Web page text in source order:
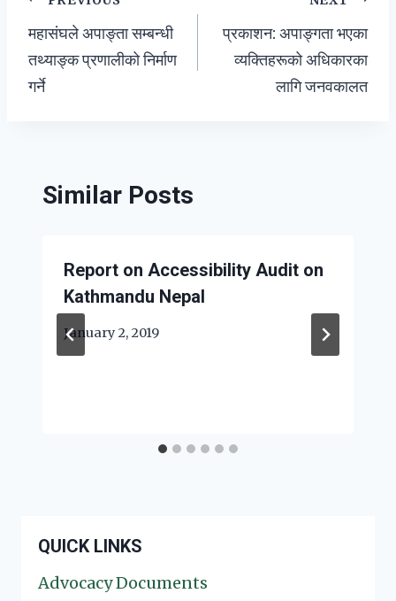
navigation
महासंघले अपाङ्ता सम्बन्धी
तथ्याङ्क प्रणालीको निर्माण
गर्ने
प्रकाशन: अपाङ्गता भएका
व्यक्तिहरूको अधिकारका
लागि जनवकालत
Similar Posts
Report on Accessibility Audit on
Kathmandu Nepal
January 2, 2019
QUICK LINKS
Advocacy Documents